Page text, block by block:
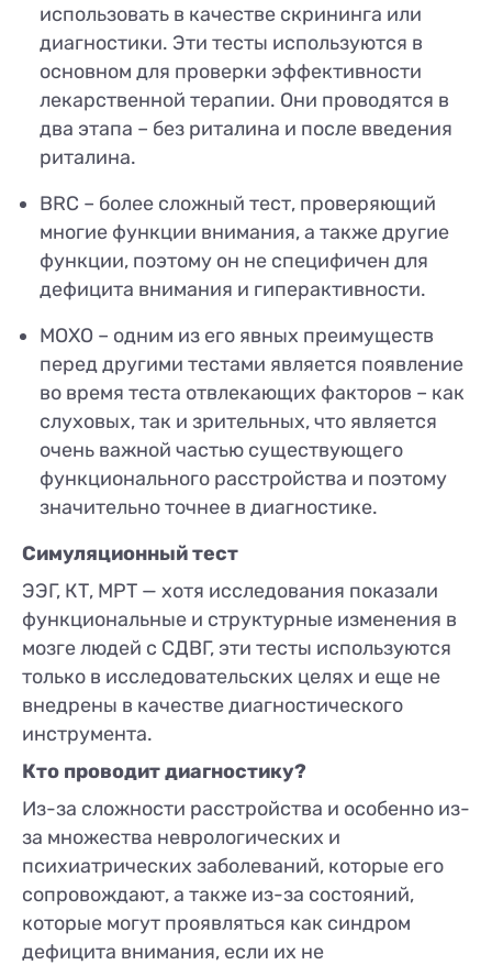
использовать в качестве скрининга или
диагностики. Эти тесты используются в
основном для проверки эффективности
лекарственной терапии. Они проводятся в
два этапа – без риталина и после введения
риталина.
BRC – более сложный тест, проверяющий
многие функции внимания, а также другие
функции, поэтому он не специфичен для
дефицита внимания и гиперактивности.
MOXO – одним из его явных преимуществ
перед другими тестами является появление
во время теста отвлекающих факторов – как
слуховых, так и зрительных, что является
очень важной частью существующего
функционального расстройства и поэтому
значительно точнее в диагностике.
Симуляционный тест
ЭЭГ, КТ, МРТ — хотя исследования показали
функциональные и структурные изменения в
мозге людей с СДВГ, эти тесты используются
только в исследовательских целях и еще не
внедрены в качестве диагностического
инструмента.
Кто проводит диагностику?
Из-за сложности расстройства и особенно из-
за множества неврологических и
психиатрических заболеваний, которые его
сопровождают, а также из-за состояний,
которые могут проявляться как синдром
дефицита внимания, если их не